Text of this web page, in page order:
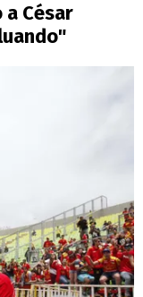
a César